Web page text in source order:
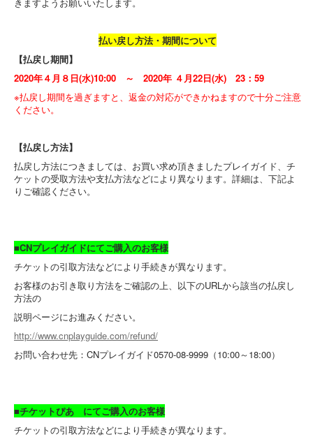
払い戻し方法・期間について
【払戻し期間】
2020年４月８日(水)10:00 ～ 2020年 ４月22日(水) 23：59
※払戻し期間を過ぎますと、返金の対応ができかねますので十分ご注意
ください。
【払戻し方法】
払戻し方法につきましては、お買い求め頂きましたプレイガイド、チ
ケットの受取方法や支払方法などにより異なります。詳細は、下記よ
りご確認ください。
■CNプレイガイドにてご購入のお客様
チケットの引取方法などにより手続きが異なります。
お客様のお引き取り方法をご確認の上、以下のURLから該当の払戻し
方法の
説明ページにお進みください。
http://www.cnplayguide.com/refund/
お問い合わせ先：CNプレイガイド0570-08-9999（10:00～18:00）
■チケットぴあ にてご購入のお客様
チケットの引取方法などにより手続きが異なります。